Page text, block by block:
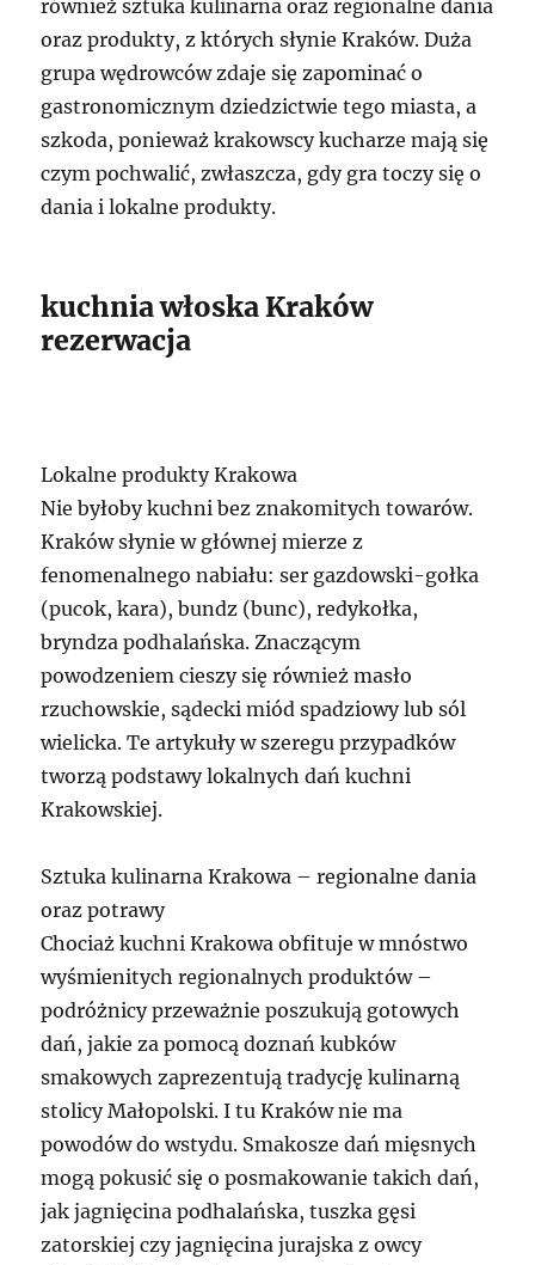
również sztuka kulinarna oraz regionalne dania
oraz produkty, z których słynie Kraków. Duża
grupa wędrowców zdaje się zapominać o
gastronomicznym dziedzictwie tego miasta, a
szkoda, ponieważ krakowscy kucharze mają się
czym pochwalić, zwłaszcza, gdy gra toczy się o
dania i lokalne produkty.
kuchnia włoska Kraków
rezerwacja
Lokalne produkty Krakowa
Nie byłoby kuchni bez znakomitych towarów.
Kraków słynie w głównej mierze z
fenomenalnego nabiału: ser gazdowski-gołka
(pucok, kara), bundz (bunc), redykołka,
bryndza podhalańska. Znaczącym
powodzeniem cieszy się również masło
rzuchowskie, sądecki miód spadziowy lub sól
wielicka. Te artykuły w szeregu przypadków
tworzą podstawy lokalnych dań kuchni
Krakowskiej.
Sztuka kulinarna Krakowa – regionalne dania
oraz potrawy
Chociaż kuchni Krakowa obfituje w mnóstwo
wyśmienitych regionalnych produktów –
podróżnicy przeważnie poszukują gotowych
dań, jakie za pomocą doznań kubków
smakowych zaprezentują tradycję kulinarną
stolicy Małopolski. I tu Kraków nie ma
powodów do wstydu. Smakosze dań mięsnych
mogą pokusić się o posmakowanie takich dań,
jak jagnięcina podhalańska, tuszka gęsi
zatorskiej czy jagnięcina jurajska z owcy